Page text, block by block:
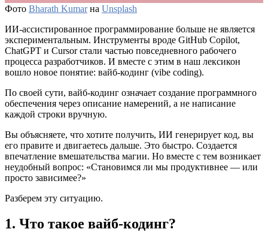
Фото Bharath Kumarна Unsplash
ИИ-ассистированное программирование больше не является
экспериментальным. Инструменты вроде GitHub Copilot,
ChatGPT и Cursor стали частью повседневного рабочего
процесса разработчиков. И вместе с этим в наш лексикон
вошло новое понятие: вайб-кодинг (vibe coding).
По своей сути, вайб-кодинг означает создание программного
обеспечения через описание намерений, а не написание
каждой строки вручную.
Вы объясняете, что хотите получить, ИИ генерирует код, вы
его правите и двигаетесь дальше. Это быстро. Создается
впечатление вмешательства магии. Но вместе с тем возникает
неудобный вопрос: «Становимся ли мы продуктивнее — или
просто зависимее?»
Разберем эту ситуацию.
1. Что такое вайб-кодинг?